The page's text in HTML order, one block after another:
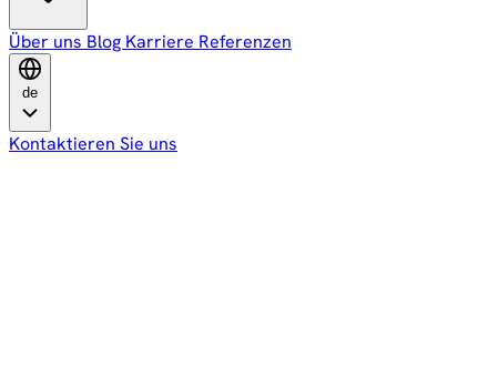
Über uns Blog Karriere Referenzen
de
Kontaktieren Sie uns